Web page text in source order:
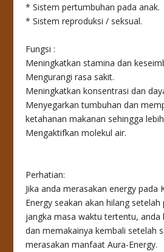
* Sistem pertumbuhan pada anak.
* Sistem reproduksi / seksual.
Fungsi :
Meningkatkan stamina dan
Mengurangi rasa sakit.
Meningkatkan konsentrasi dan
Menyegarkan tumbuhan dan
ketahanan makanan sehingga
Mengaktifkan molekul air.
Perhatian:
Jika anda merasakan energy pada
Energy seakan akan hilang
jangka masa waktu tertentu, anda
dan memakainya kembali setelah
merasakan manfaat Aura-Energy.